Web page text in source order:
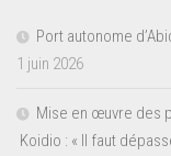
Port autonome
1 juin 2026
Mise en œuvre des
Koidio : « Il faut